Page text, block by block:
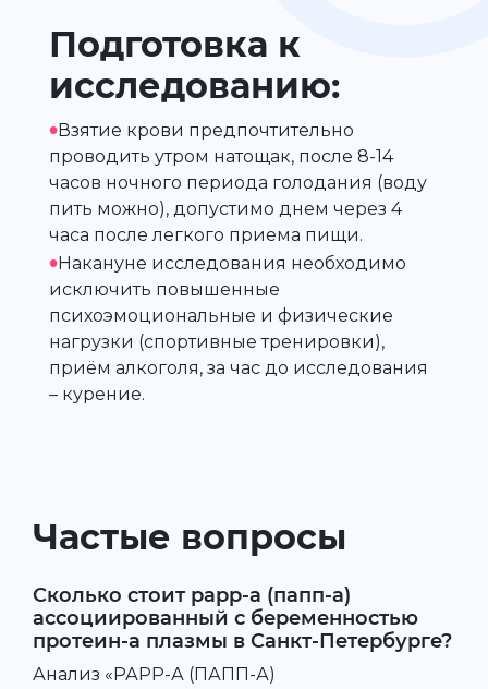
Подготовка к
исследованию:
•Взятие крови предпочтительно
проводить утром натощак, после 8-14
часов ночного периода голодания (воду
пить можно), допустимо днем через 4
часа после легкого приема пищи.
•Накануне исследования необходимо
исключить повышенные
психоэмоциональные и физические
нагрузки (спортивные тренировки),
приём алкоголя, за час до исследования
– курение.
Частые вопросы
Сколько стоит рарр-а (папп-а)
ассоциированный с беременностью
протеин-а плазмы в Санкт-Петербурге?
Анализ «РАРР-А (ПАПП-А)